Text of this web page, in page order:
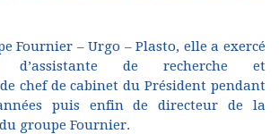
Fournier – Urgo – Plasto, elle a exercé
d’assistante de recherche et
chef de cabinet du Président pendant
puis enfin de directeur de la
groupe Fournier.